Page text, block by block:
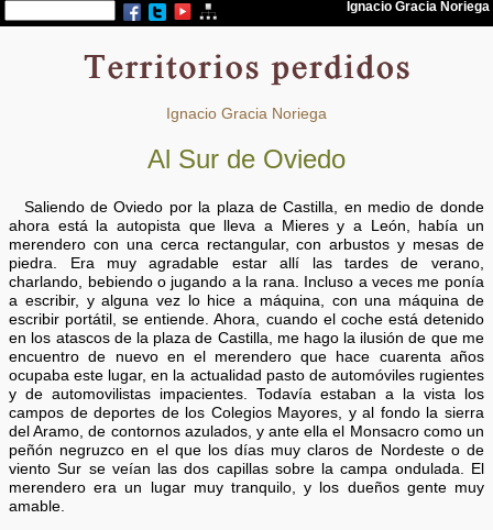
Ignacio Gracia Noriega
Al Sur de Oviedo
Saliendo de Oviedo por la plaza de Castilla, en medio de donde
ahora está la autopista que lleva a Mieres y a León, había un
merendero con una cerca rectangular, con arbustos y mesas de
piedra. Era muy agradable estar allí las tardes de verano,
charlando, bebiendo o jugando a la rana. Incluso a veces me ponía
a escribir, y alguna vez lo hice a máquina, con una máquina de
escribir portátil, se entiende. Ahora, cuando el coche está detenido
en los atascos de la plaza de Castilla, me hago la ilusión de que me
encuentro de nuevo en el merendero que hace cuarenta años
ocupaba este lugar, en la actualidad pasto de automóviles rugientes
y de automovilistas impacientes. Todavía estaban a la vista los
campos de deportes de los Colegios Mayores, y al fondo la sierra
del Aramo, de contornos azulados, y ante ella el Monsacro como un
peñón negruzco en el que los días muy claros de Nordeste o de
viento Sur se veían las dos capillas sobre la campa ondulada. El
merendero era un lugar muy tranquilo, y los dueños gente muy
amable.